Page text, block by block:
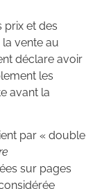
prix et des
vente au
déclare avoir
les
avant la
par « double
sur pages